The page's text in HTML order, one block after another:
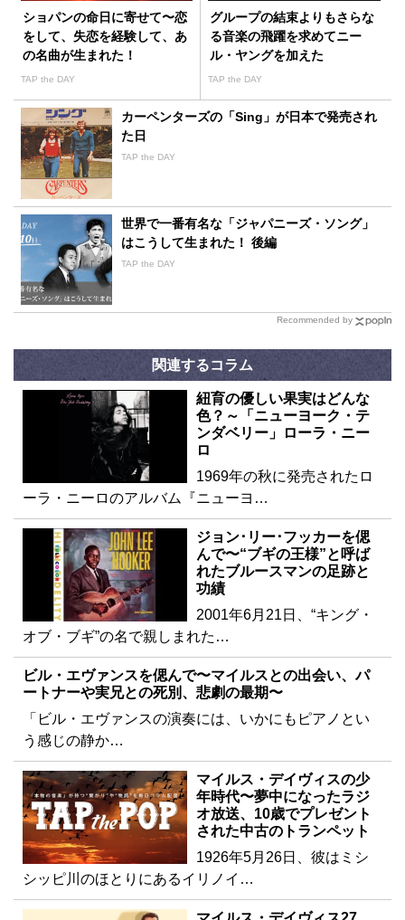
ショパンの命日に寄せて〜恋
をして、失恋を経験して、あ
の名曲が生まれた！
TAP the DAY
グループの結束よりもさらな
る音楽の飛躍を求めてニー
ル・ヤングを加えた
CS&#038;N
TAP the DAY
カーペンターズの「Sing」が日本で発売され
た日
TAP the DAY
世界で一番有名な「ジャパニーズ・ソング」
はこうして生まれた！ 後編
TAP the DAY
Recommended by
関連するコラム
紐育の優しい果実はどんな
色？～「ニューヨーク・テ
ンダベリー」ローラ・ニー
ロ
1969年の秋に発売されたロ
ーラ・ニーロのアルバム『ニューヨ…
ジョン･リー･フッカーを偲
んで〜“ブギの王様”と呼ば
れたブルースマンの足跡と
功績
2001年6月21日、“キング・
オブ・ブギ”の名で親しまれた…
ビル・エヴァンスを偲んで〜マイルスとの出会い、パ
ートナーや実兄との死別、悲劇の最期〜
「ビル・エヴァンスの演奏には、いかにもピアノとい
う感じの静か…
マイルス・デイヴィスの少
年時代〜夢中になったラジ
オ放送、10歳でプレゼント
された中古のトランペット
1926年5月26日、彼はミシ
シッピ川のほとりにあるイリノイ…